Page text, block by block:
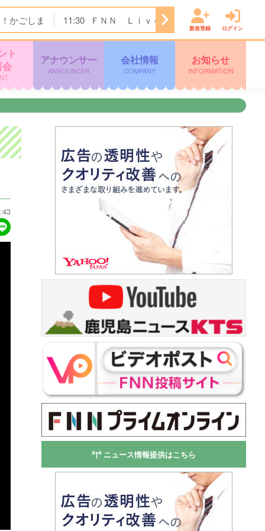
かごしま 11:30 ＦＮＮ Ｌｉｖｅ Ｎｅｗｓ ｄａｙｓ
新規登録 ログイン
ト
アナウンサー
ANNOUNCER
会社情報
COMPANY
お知らせ
INFORMATION
ニュース情報提供はこちら